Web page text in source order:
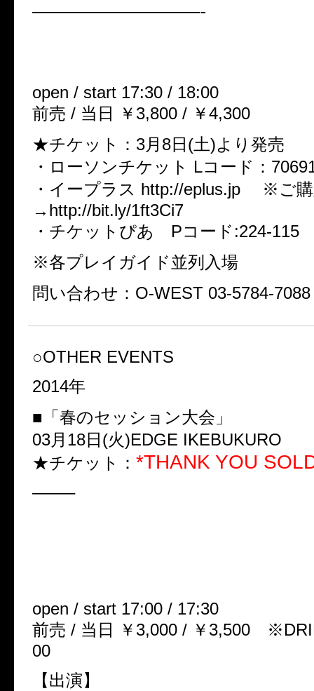
——————————-
open / start 17:30 / 18:00
前売 / 当日 ￥3,800 / ￥4,300
★チケット：3月8日(土)より発売
・ローソンチケット Lコード：
・イープラス http://eplus.jp ※ご
→http://bit.ly/1ft3Ci7
・チケットぴあ Pコード:224-115
※各プレイガイド並列入場
問い合わせ：O-WEST 03-5784-7088
○OTHER EVENTS
2014年
■「春のセッション大会」
03月18日(火)EDGE IKEBUKURO
★チケット： *THANK YOU
——–
open / start 17:00 / 17:30
前売 / 当日 ￥3,000 / ￥3,500
00
【出演】